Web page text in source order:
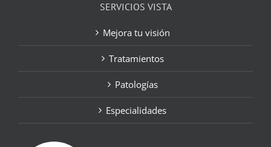
SERVICIOS VISTA
Mejora tu visión
Tratamientos
Patologías
Especialidades